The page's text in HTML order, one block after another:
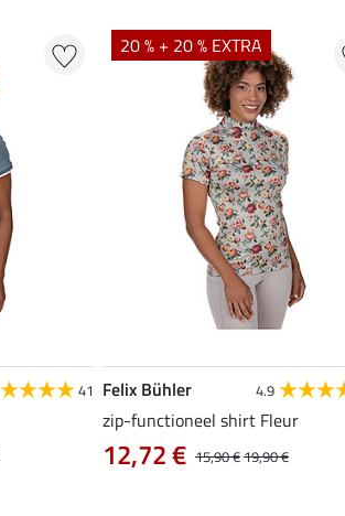
41
20 % + 20 % EXTRA
Felix Bühler 4.9
zip-functioneel shirt Fleur
15,90 €19,90 €
12,72 €